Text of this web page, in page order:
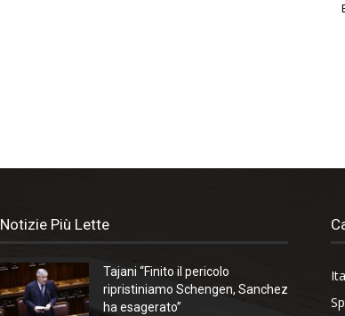
Notizie Più Lette
Tajani “Finito il pericolo
ripristiniamo Schengen, Sanchez
ha esagerato”